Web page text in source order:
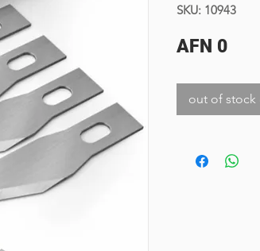
SKU: 10943
AFN 0Price